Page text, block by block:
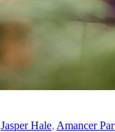
Jasper Hale, Amancer